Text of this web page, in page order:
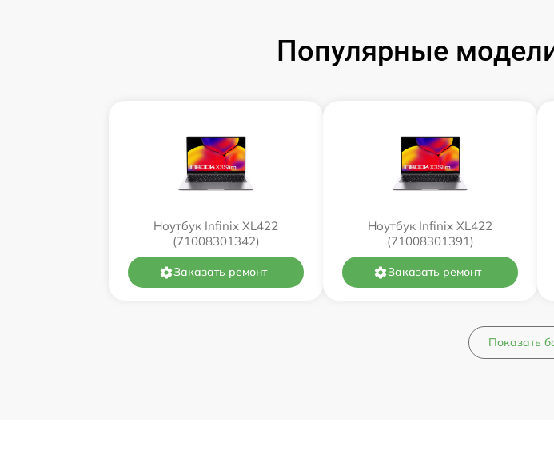
Популярные
Ноутбук Infinix XL422
(71008301342)
Заказать ремонт
Ноутбук Infinix XL422
(71008301391)
Заказать ремонт
Показать